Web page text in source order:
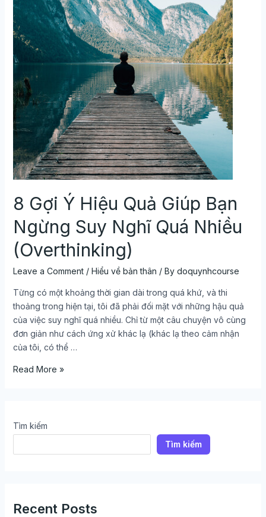
8 Gợi Ý Hiệu Quả Giúp Bạn
Ngừng Suy Nghĩ Quá Nhiều
(Overthinking)
Leave a Comment / Hiểu về bản thân / By doquynhcourse
Từng có một khoảng thời gian dài trong quá khứ, và thi
thoảng trong hiện tại, tôi đã phải đối mặt với những hậu quả
của việc suy nghĩ quá nhiều. Chỉ từ một câu chuyện vô cùng
đơn giản như cách ứng xử khác lạ (khác lạ theo cảm nhận
của tôi, có thể …
Nghĩ
Quá
Nhiều
(Overthinking)
Read More »
Tìm kiếm
Tìm kiếm
Recent Posts